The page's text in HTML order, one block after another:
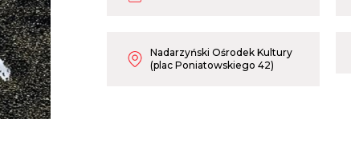
Nadarzyński Ośrodek Kultury
(plac Poniatowskiego 42)